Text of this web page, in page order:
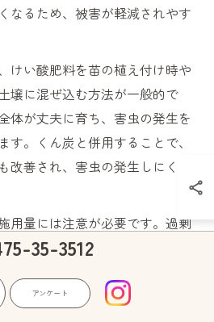
なるため、被害が軽減されやす
けい酸肥料を苗の植え付け時や
壌に混ぜ込む方法が一般的で
体が丈夫に育ち、害虫の発生を
す。くん炭と併用することで、
改善され、害虫の発生しにくい
用量には注意が必要です。過剰
とのバランスが崩れたり、逆に
ともあります。必ず説明書や専
、適切な量を守りましょう。
35-3512
アンケート